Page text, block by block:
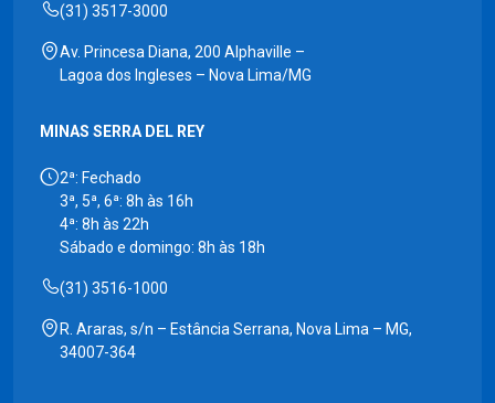
(31) 3517-3000
Av. Princesa Diana, 200 Alphaville –
Lagoa dos Ingleses – Nova Lima/MG
MINAS SERRA DEL REY
2ª: Fechado
3ª, 5ª, 6ª: 8h às 16h
4ª: 8h às 22h
Sábado e domingo: 8h às 18h
(31) 3516-1000
R. Araras, s/n – Estância Serrana, Nova Lima – MG,
34007-364